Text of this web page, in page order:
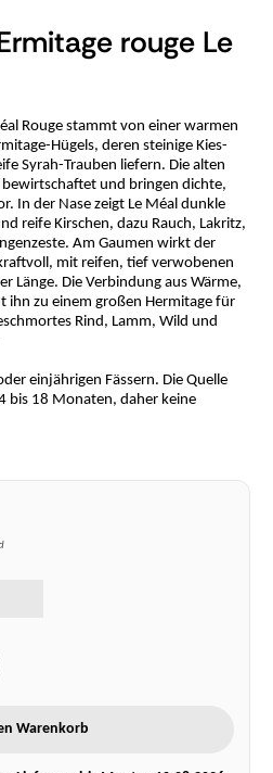
rouge Le
Rouge stammt von einer warmen
Hügels, deren steinige Kies-
Syrah-Trauben liefern. Die alten
und bringen dichte,
In der Nase zeigt Le Méal dunkle
reife Kirschen, dazu Rauch, Lakritz,
Am Gaumen wirkt der
mit reifen, tief verwobenen
Länge. Die Verbindung aus Wärme,
ihn zu einem großen Hermitage für
Rind, Lamm, Wild und
einjährigen Fässern. Die Quelle
bis 18 Monaten, daher keine
Warenkorb